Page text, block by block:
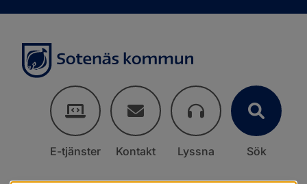
E-tjänster Kontakt Lyssna Sök